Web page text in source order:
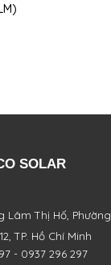
SOLAR
Lâm Thị Hố, Phường
TP. Hồ Chí Minh
- 0937 296 297